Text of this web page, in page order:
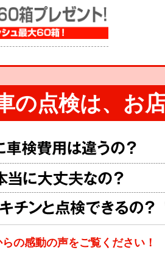
の点検は、 お
の感動の声をご覧ください！